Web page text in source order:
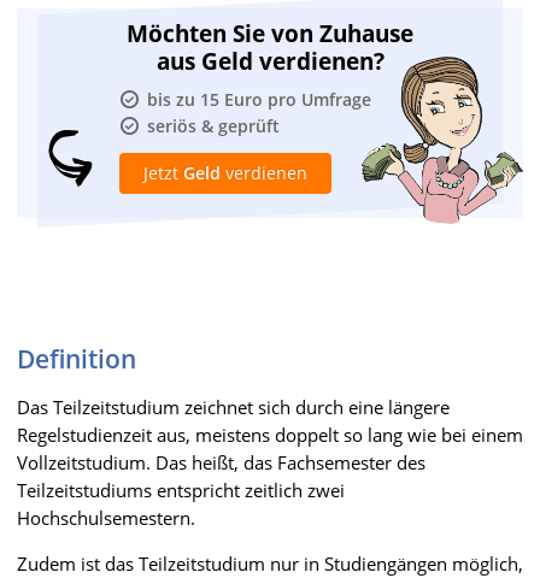
Möchten Sie von Zuhause
aus Geld verdienen?
bis zu 15 Euro pro Umfrage
seriös & geprüft
Jetzt Geld verdienen
Definition
Das Teilzeitstudium zeichnet sich durch eine längere
Regelstudienzeit aus, meistens doppelt so lang wie bei einem
Vollzeitstudium. Das heißt, das Fachsemester des
Teilzeitstudiums entspricht zeitlich zwei
Hochschulsemestern.
Zudem ist das Teilzeitstudium nur in Studiengängen möglich,